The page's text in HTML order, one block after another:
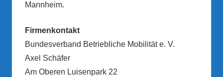
Mannheim.
Firmenkontakt
Bundesverband Betriebliche Mobilität e. V.
Axel Schäfer
Am Oberen Luisenpark 22